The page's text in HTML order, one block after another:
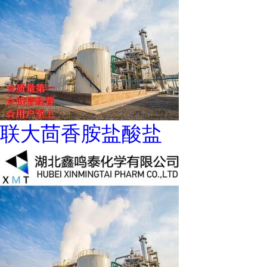
联大茴香胺盐酸盐